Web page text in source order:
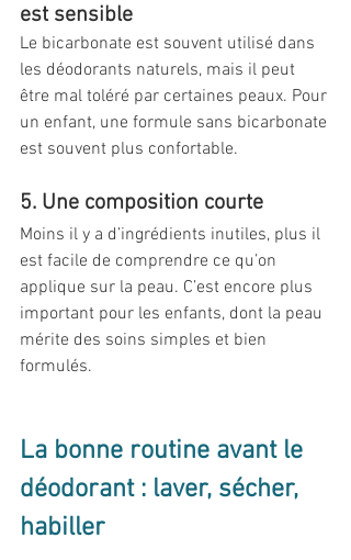
est sensible
Le bicarbonate est souvent utilisé dans
les déodorants naturels, mais il peut
être mal toléré par certaines peaux. Pour
un enfant, une formule sans bicarbonate
est souvent plus confortable.
5. Une composition courte
Moins il y a d’ingrédients inutiles, plus il
est facile de comprendre ce qu’on
applique sur la peau. C’est encore plus
important pour les enfants, dont la peau
mérite des soins simples et bien
formulés.
La bonne routine avant le
déodorant : laver, sécher,
habiller